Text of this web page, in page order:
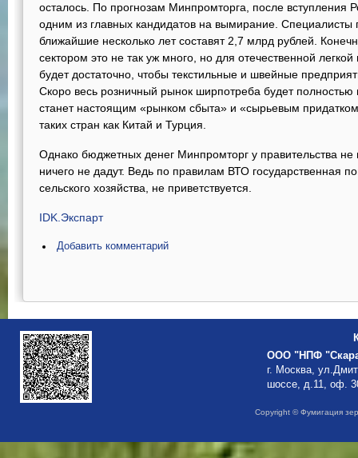
осталось. По прогнозам Минпромторга, после вступления
одним из главных кандидатов на вымирание. Специалисты
ближайшие несколько лет составят 2,7 млрд рублей.
сектором это не так уж много, но для отечественной
будет достаточно, чтобы текстильные и швейные
Скоро весь розничный рынок ширпотреба будет
станет настоящим «рынком сбыта» и «сырьевым
таких стран как Китай и Турция.
Однако бюджетных денег Минпромторг у правительства не
ничего не дадут. Ведь по правилам ВТО государственная
сельского хозяйства, не приветствуется.
IDK.Экспарт
Добавить комментарий
ООО "НПФ
г. Москва,
шоссе, д.11, оф.
Copyright © Фумигация